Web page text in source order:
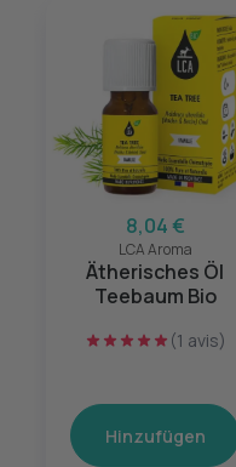
8,04 €
LCA Aroma
Ätherisches Öl
Teebaum Bio
(1 avis)
Hinzufügen